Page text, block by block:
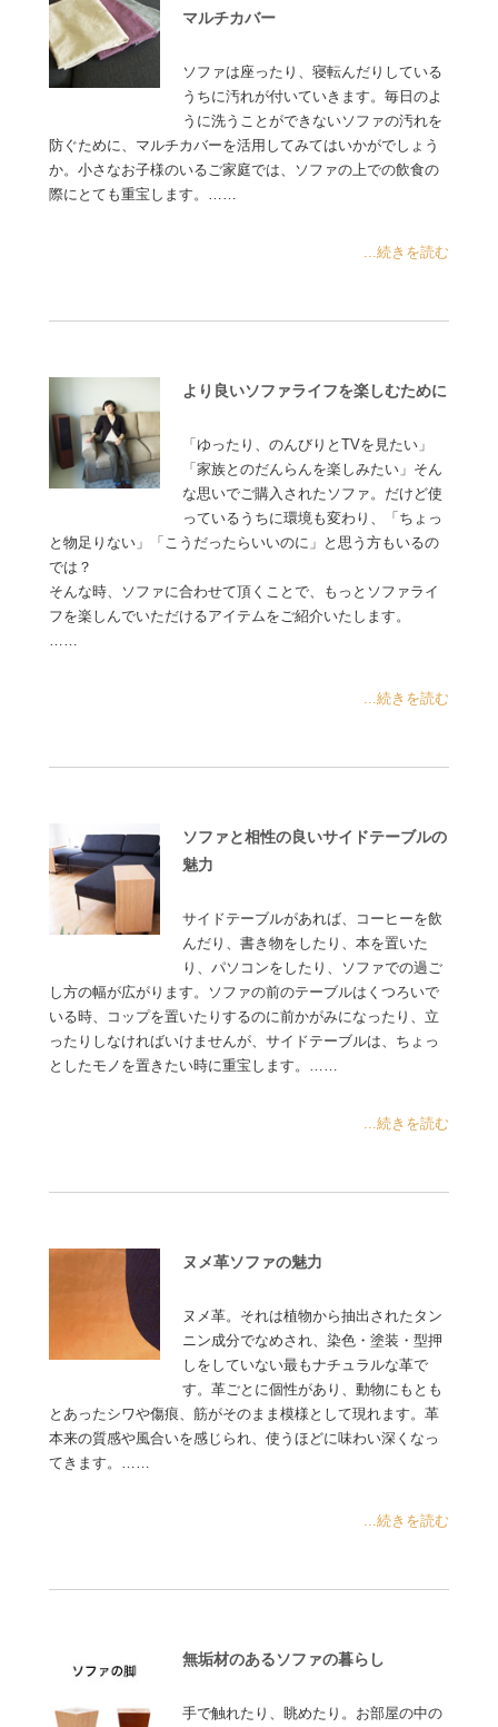
マルチカバー
ソファは座ったり、寝転んだりしている
うちに汚れが付いていきます。毎日のよ
うに洗うことができないソファの汚れを
防ぐために、マルチカバーを活用してみてはいかがでしょう
か。小さなお子様のいるご家庭では、ソファの上での飲食の
際にとても重宝します。……
...続きを読む
より良いソファライフを楽しむために
「ゆったり、のんびりとTVを見たい」
「家族とのだんらんを楽しみたい」そん
な思いでご購入されたソファ。だけど使
っているうちに環境も変わり、「ちょっ
と物足りない」「こうだったらいいのに」と思う方もいるの
では？
そんな時、ソファに合わせて頂くことで、もっとソファライ
フを楽しんでいただけるアイテムをご紹介いたします。
……
...続きを読む
ソファと相性の良いサイドテーブルの
魅力
サイドテーブルがあれば、コーヒーを飲
んだり、書き物をしたり、本を置いた
り、パソコンをしたり、ソファでの過ご
し方の幅が広がります。ソファの前のテーブルはくつろいで
いる時、コップを置いたりするのに前かがみになったり、立
ったりしなければいけませんが、サイドテーブルは、ちょっ
としたモノを置きたい時に重宝します。……
...続きを読む
ヌメ革ソファの魅力
ヌメ革。それは植物から抽出されたタン
ニン成分でなめされ、染色・塗装・型押
しをしていない最もナチュラルな革で
す。革ごとに個性があり、動物にもとも
とあったシワや傷痕、筋がそのまま模様として現れます。革
本来の質感や風合いを感じられ、使うほどに味わい深くなっ
てきます。……
...続きを読む
無垢材のあるソファの暮らし
手で触れたり、眺めたり。お部屋の中の